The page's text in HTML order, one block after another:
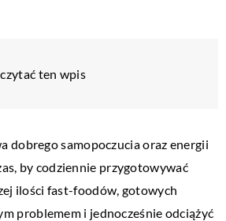
ten wpis
dobrego samopoczucia oraz energii
by codziennie przygotowywać
ilości fast-foodów, gotowych
problemem i jednocześnie odciążyć